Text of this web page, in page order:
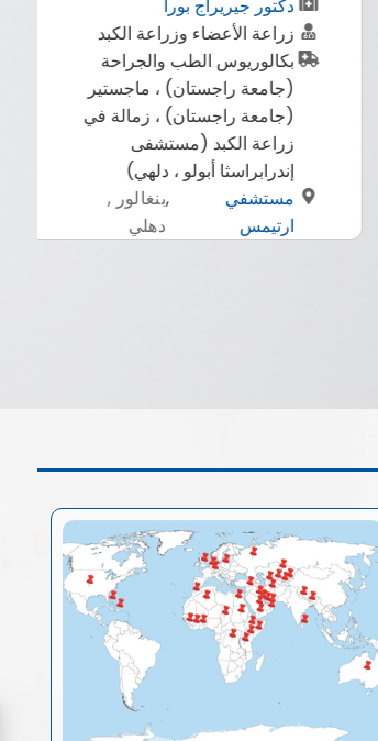
في
طبيب العيون دكتور
منجال
متخصص العيون
بكالوريوس طب وجراحة
ماجستير (طب العيون)
مستشفى سايت افينيو
للعيون